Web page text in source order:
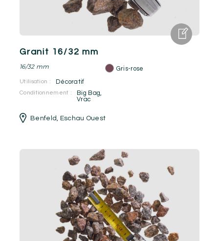
Granit 16/32 mm
16/32 mm Gris-rose
Utilisation : Décoratif
Conditionnement : Big Bag
Vrac
Benfeld Eschau Ouest